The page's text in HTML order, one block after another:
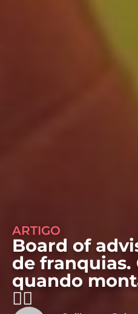
ARTIGO
Board of
de franquias.
quando
👇🏼